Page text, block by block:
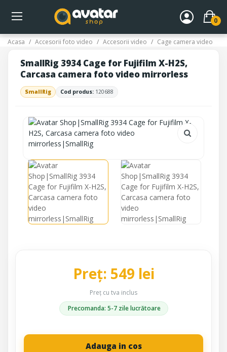
0
Acasa Accesorii foto video Accesorii video Cage camera video
SmallRig 3934 Cage for Fujifilm X-H2S,
Carcasa camera foto video mirrorless
SmallRig Cod produs: 120688
Preț: 549 lei
Preț cu tva inclus
Precomanda: 5-7 zile lucrătoare
Adauga in cos